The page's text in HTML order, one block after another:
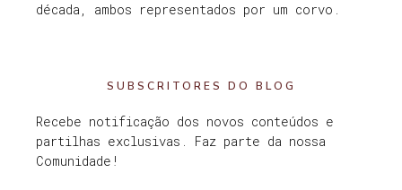
década, ambos representados por um corvo.
SUBSCRITORES DO BLOG
Recebe notificação dos novos conteúdos e
partilhas exclusivas. Faz parte da nossa
Comunidade!